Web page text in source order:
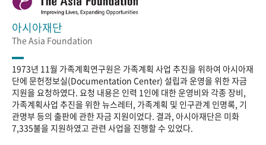
아시아재단
The Asia Foundation
1973년 11월 가족계획연구원은 가족계획 사업 추진을 위하여 아시아재
단에 문헌정보실(Documentation Center) 설립과 운영을 위한 자금
지원을 요청하였다. 요청 내용은 인력 1인에 대한 운영비와 각종 장비,
가족계획사업 추진을 위한 뉴스레터, 가족계획 및 인구관계 인명록, 기
관명부 등의 출판에 관한 자금 지원이었다. 결과, 아시아재단은 미화
7,335불을 지원하였고 관련 사업을 진행할 수 있었다.